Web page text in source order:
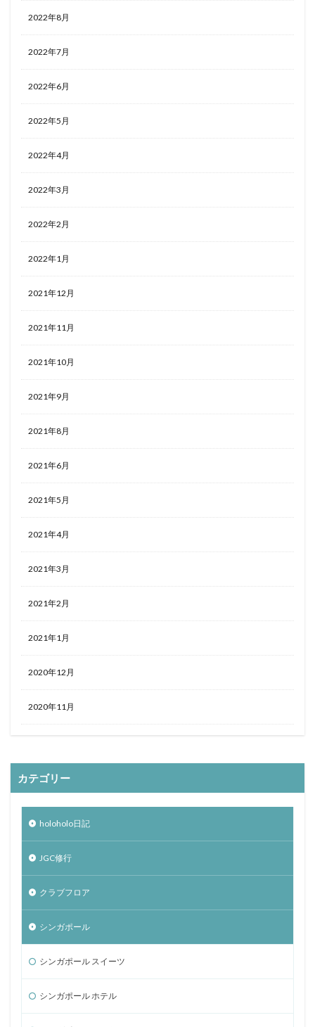
2022年8月
2022年7月
2022年6月
2022年5月
2022年4月
2022年3月
2022年2月
2022年1月
2021年12月
2021年11月
2021年10月
2021年9月
2021年8月
2021年6月
2021年5月
2021年4月
2021年3月
2021年2月
2021年1月
2020年12月
2020年11月
カテゴリー
holoholo日記
JGC修行
クラブフロア
シンガポール
シンガポール スイーツ
シンガポール ホテル